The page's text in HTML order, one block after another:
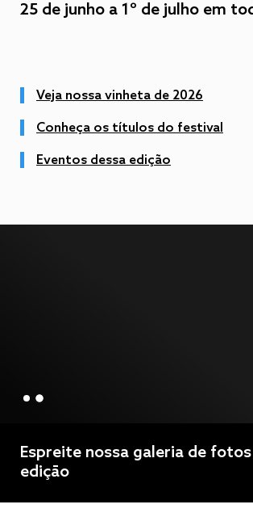
25 de junho a 1º de julho em
Veja nossa vinheta de 2026
Conheça os títulos do festival
Eventos dessa edição
Espreite nossa galeria de
edição